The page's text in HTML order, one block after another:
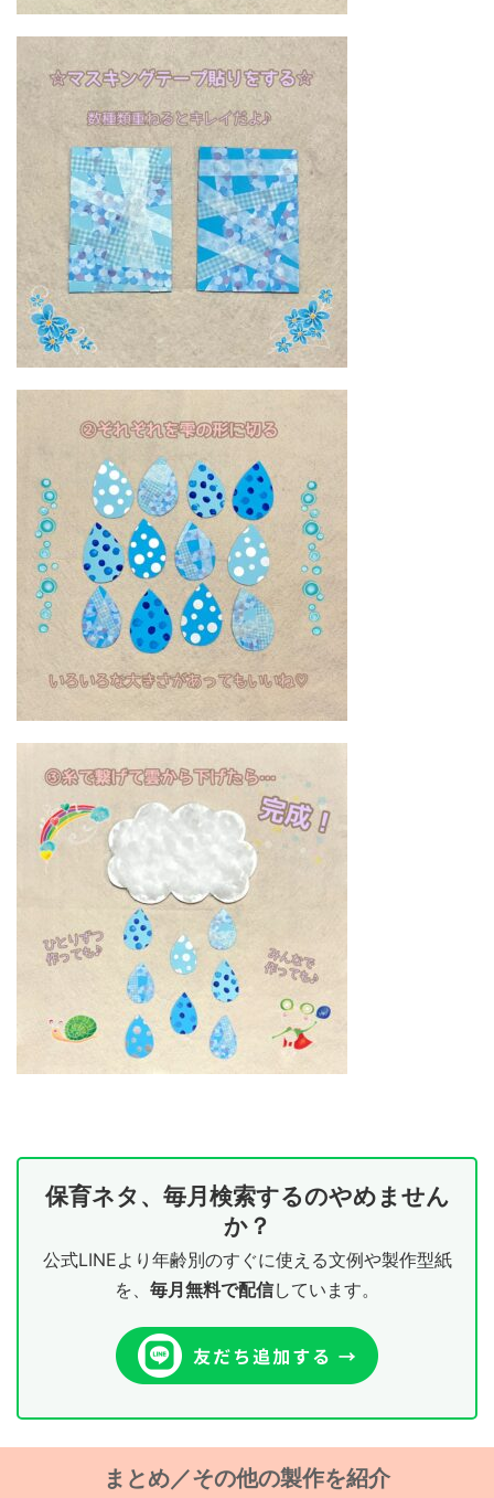
保育ネタ、毎月検索するのやめません
か？
公式LINEより年齢別のすぐに使える文例や製作型紙
を、 毎月無料で配信しています。
まとめ／その他の製作を紹介